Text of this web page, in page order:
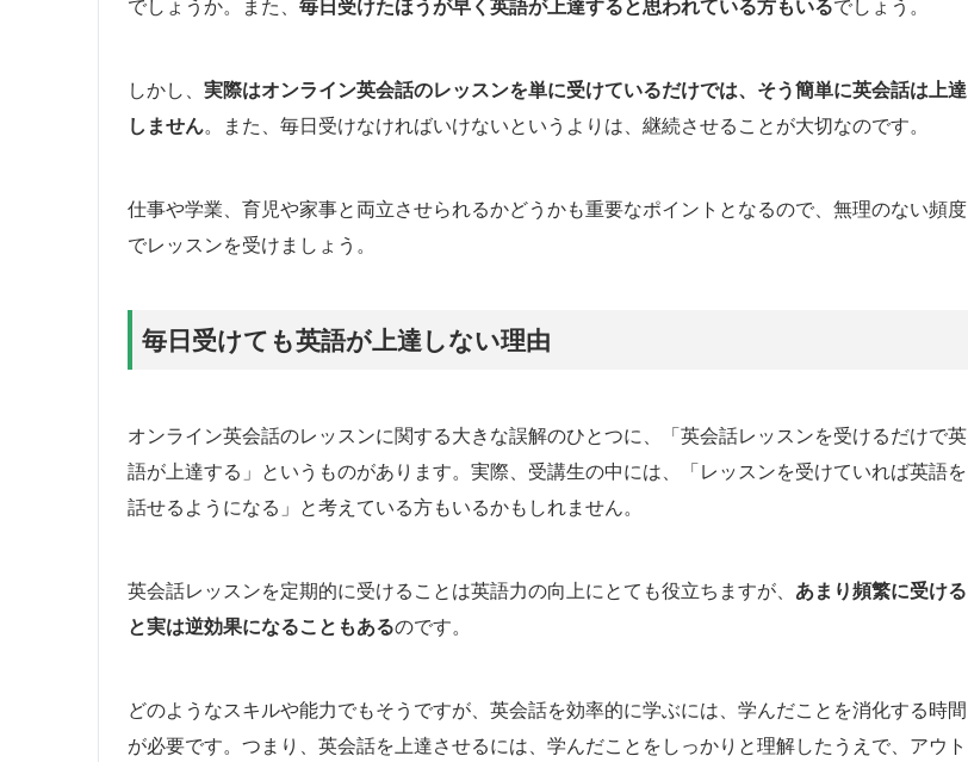
でしょうか。また、 毎日受けたほうが早く英語が上達すると思われている方もいるでしょう。
しかし、 実際はオンライン英会話のレッスンを単に受けているだけでは、そう簡単に英会話は上達
しません。また、毎日受けなければいけないというよりは、継続させることが大切なのです。
仕事や学業、育児や家事と両立させられるかどうかも重要なポイントとなるので、無理のない頻度
でレッスンを受けましょう。
毎日受けても英語が上達しない理由
オンライン英会話のレッスンに関する大きな誤解のひとつに、「英会話レッスンを受けるだけで英
語が上達する」というものがあります。実際、受講生の中には、「レッスンを受けていれば英語を
話せるようになる」と考えている方もいるかもしれません。
英会話レッスンを定期的に受けることは英語力の向上にとても役立ちますが、 あまり頻繁に受ける
と実は逆効果になることもあるのです。
どのようなスキルや能力でもそうですが、英会話を効率的に学ぶには、学んだことを消化する時間
が必要です。つまり、英会話を上達させるには、学んだことをしっかりと理解したうえで、アウト